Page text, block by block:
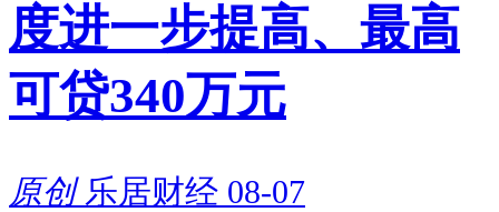
度进一步提高、最高
可贷340万元
原创 乐居财经 08-07